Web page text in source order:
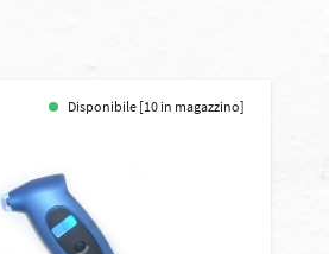
Disponibile [10 in magazzino]